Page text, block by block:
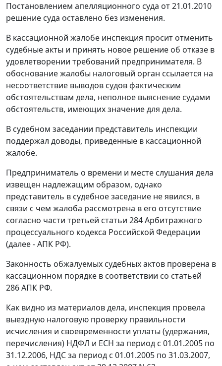
Постановлением апелляционного суда от 21.01.2010
решение суда оставлено без изменения.
В кассационной жалобе инспекция просит отменить
судебные акты и принять новое решение об отказе в
удовлетворении требований предпринимателя. В
обоснование жалобы налоговый орган ссылается на
несоответствие выводов судов фактическим
обстоятельствам дела, неполное выяснение судами
обстоятельств, имеющих значение для дела.
В судебном заседании представитель инспекции
поддержал доводы, приведенные в кассационной
жалобе.
Предприниматель о времени и месте слушания дела
извещен надлежащим образом, однако
представитель в судебное заседание не явился, в
связи с чем жалоба рассмотрена в его отсутствие
согласно части третьей статьи 284Арбитражного
процессуального кодекса Российской Федерации
(далее - АПК РФ).
Законность обжалуемых судебных актов проверена в
кассационном порядке в соответствии со статьей
286АПК РФ.
Как видно из материалов дела, инспекция провела
выездную налоговую проверку правильности
исчисления и своевременности уплаты (удержания,
перечисления) НДФЛ и ЕСН за период с 01.01.2005 по
31.12.2006, НДС за период с 01.01.2005 по 31.03.2007,